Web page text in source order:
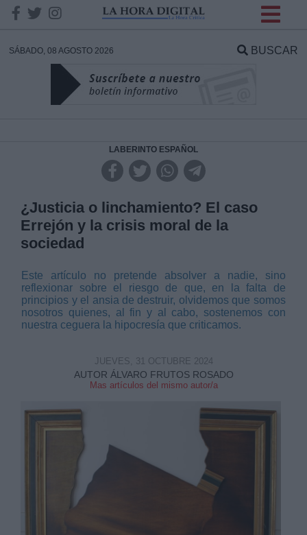
SÁBADO, 08 AGOSTO 2026 BUSCAR
LABERINTO ESPAÑOL
¿Justicia o linchamiento? El caso
Errejón y la crisis moral de la
sociedad
Este artículo no pretende absolver a nadie, sino
reflexionar sobre el riesgo de que, en la falta de
principios y el ansia de destruir, olvidemos que somos
nosotros quienes, al fin y al cabo, sostenemos con
nuestra ceguera la hipocresía que criticamos.
AUTOR ÁLVARO FRUTOS ROSADO
Mas artículos del mismo autor/a
JUEVES, 31 OCTUBRE 2024
DATOS
Responsable:
Legitimación:
Destinatarios:
Información adicional